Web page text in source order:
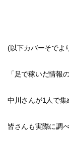
(以下カバーそでよ
「足で稼いだ情報
中川さんが1人で
皆さんも実際に調